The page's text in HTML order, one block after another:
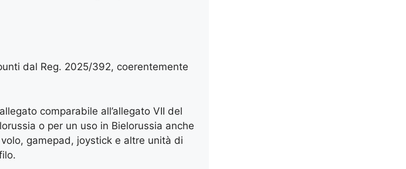
dal Reg. 2025/392, coerentemente
comparabile all’allegato VII del
o per un uso in Bielorussia anche
gamepad, joystick e altre unità di